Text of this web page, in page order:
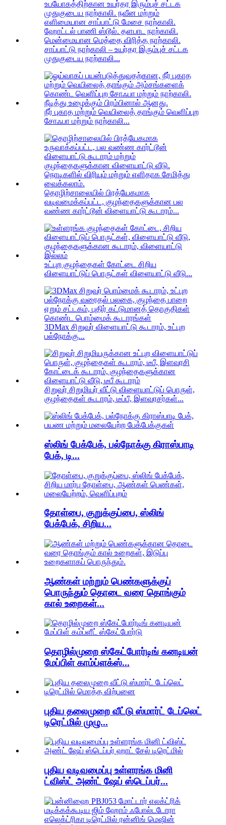
சாப்பாட்டு நாற்காலி – உயர்தர இரும்புச் சட்டக
முதுகுடைய நாற்காலி...
நீர் புகாத மற்றும் வெயிலைத் தாங்கும் வெளிப்புற
சோஃபா மற்றும் நாற்காலி...
தொழிற்சாலையில் பிரத்யேகமாக
வடிவமைக்கப்பட்ட, குழந்தைகளுக்கான பல
வண்ண கார்ட்டூன் விளையாட்டு கூடாரம்...
உட்புற குழந்தைகள் கோட்டை சிறிய
விளையாட்டுப் பொருட்கள் விளையாட்டு வீடு...
3DMax சிறுவர் விளையாட்டு கூடாரம், உட்புற
பல்நோக்கு...
சிறுவர் சிறுமியர் வீட்டு விளையாட்டுப் பொருள்,
குழந்தைகள் கூடாரம், டீப்பீ, இளவரசர்கள்...
ஸ்லிங் பேக்பேக், பல்நோக்கு கிராஸ்பாடி
பேக், டி...
தோள்பை, குறுக்குப்பை, ஸ்லிங்
பேக்பேக், சிறிய...
ஆண்கள் மற்றும் பெண்களுக்குப்
பொருந்தும் தொடை வரை தொங்கும்
கால் உறைகள்...
தொழில்முறை ஸ்கேட்போர்டிங் கனடியன்
மேப்பிள் காம்ப்ளக்ஸ்...
புதிய தலைமுறை வீட்டு ஸ்மார்ட் டேப்லெட்
டிரெட்மில் முழு...
புதிய வடிவமைப்பு உள்ளரங்க மினி
ட்விஸ்ட் அண்ட் ஷேப் ஸ்டெப்பர்...